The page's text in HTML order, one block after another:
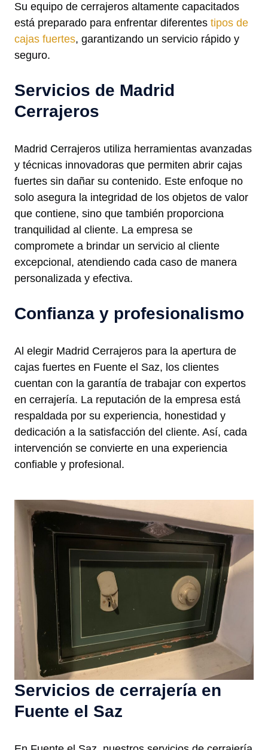
Su equipo de cerrajeros altamente capacitados
está preparado para enfrentar diferentes tipos de
cajas fuertes, garantizando un servicio rápido y
seguro.
Servicios de Madrid
Cerrajeros
Madrid Cerrajeros utiliza herramientas avanzadas
y técnicas innovadoras que permiten abrir cajas
fuertes sin dañar su contenido. Este enfoque no
solo asegura la integridad de los objetos de valor
que contiene, sino que también proporciona
tranquilidad al cliente. La empresa se
compromete a brindar un servicio al cliente
excepcional, atendiendo cada caso de manera
personalizada y efectiva.
Confianza y profesionalismo
Al elegir Madrid Cerrajeros para la apertura de
cajas fuertes en Fuente el Saz, los clientes
cuentan con la garantía de trabajar con expertos
en cerrajería. La reputación de la empresa está
respaldada por su experiencia, honestidad y
dedicación a la satisfacción del cliente. Así, cada
intervención se convierte en una experiencia
confiable y profesional.
Servicios de cerrajería en
Fuente el Saz